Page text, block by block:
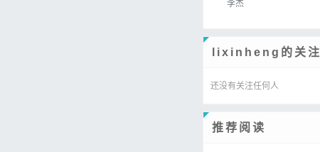
李杰
lixinheng的关注
还没有关注任何人
推荐阅读